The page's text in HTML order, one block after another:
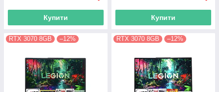
Купити Купити
RTX 3070 8GB –12% RTX 3070 8GB –12%